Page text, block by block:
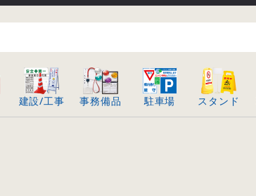
建設/工事 事務備品 駐車場 スタンド